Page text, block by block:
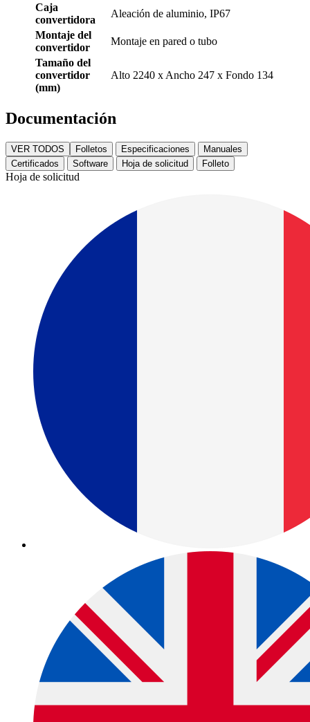
Caja
convertidora
Aleación de aluminio, IP67
Montaje del
convertidor
Montaje en pared o tubo
Tamaño del
convertidor
(mm)
Alto 2240 x Ancho 247 x Fondo 134
Documentación
VER TODOS Folletos Especificaciones
Manuales
Certificados
Software Hoja de solicitud Folleto
Hoja de solicitud